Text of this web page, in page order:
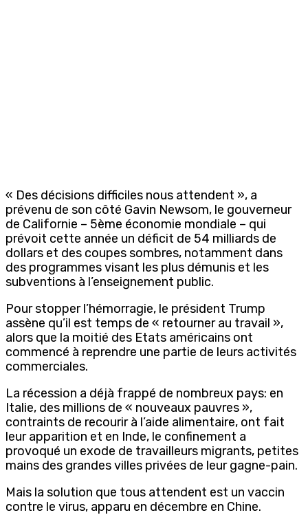
« Des décisions difficiles nous attendent », a
prévenu de son côté Gavin Newsom, le gouverneur
de Californie – 5ème économie mondiale – qui
prévoit cette année un déficit de 54 milliards de
dollars et des coupes sombres, notamment dans
des programmes visant les plus démunis et les
subventions à l’enseignement public.
Pour stopper l’hémorragie, le président Trump
assène qu’il est temps de « retourner au travail »,
alors que la moitié des Etats américains ont
commencé à reprendre une partie de leurs activités
commerciales.
La récession a déjà frappé de nombreux pays: en
Italie, des millions de « nouveaux pauvres »,
contraints de recourir à l’aide alimentaire, ont fait
leur apparition et en Inde, le confinement a
provoqué un exode de travailleurs migrants, petites
mains des grandes villes privées de leur gagne-pain.
Mais la solution que tous attendent est un vaccin
contre le virus, apparu en décembre en Chine.